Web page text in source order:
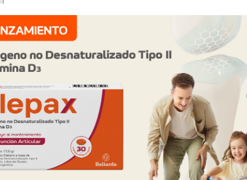
coloidal. Es producido por
y cuenta con 1 presentación
Producto importado.
Explorar más
Otros productos con
albúmina humana
Otros productos deBiofactor